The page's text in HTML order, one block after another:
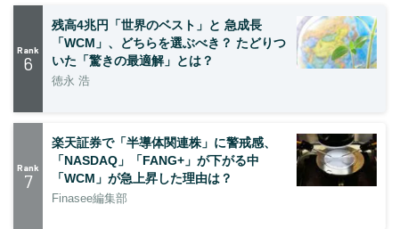
Rank
6
残高4兆円「世界のベスト」と 急成長
「WCM」、どちらを選ぶべき？ たどりつ
いた「驚きの最適解」とは？
徳永 浩
Rank
7
楽天証券で「半導体関連株」に警戒感、
「NASDAQ」「FANG+」が下がる中
「WCM」が急上昇した理由は？
Finasee編集部